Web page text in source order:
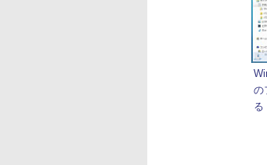
の
る